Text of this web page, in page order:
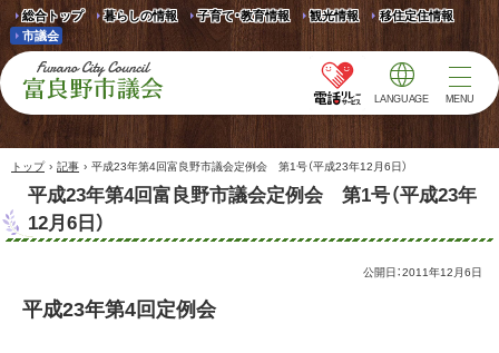
総合トップ 暮らしの情報 子育て・教育情報 観光情報
移住定住情報
市議会
富良野市議会 Furano
City Council
LANGUAGE MENU
トップ › 記事 › 平成23年第4回富良野市議会定例会 第1号（平成23年12月6日）
平成23年第4回富良野市議会定例会 第1号（平成23年
12月6日）
公開日：2011年12月6日
平成23年第4回定例会